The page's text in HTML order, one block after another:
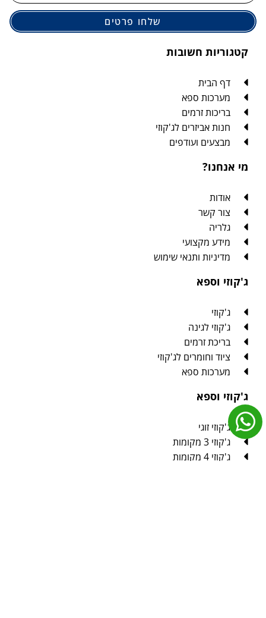
שלחו פרטים
קטגוריות חשובות
דף הבית
מערכות ספא
בריכות זרמים
חנות אביזרים לג'קוזי
מבצעים ועודפים
מי אנחנו?
אודות
צור קשר
גלריה
מידע מקצועי
מדיניות ותנאי שימוש
ג'קוזי וספא
ג'קוזי
ג'קוזי לגינה
בריכת זרמים
ציוד וחומרים לג'קוזי
מערכות ספא
ג'קוזי וספא
ג'קוזי זוגי
ג'קוזי 3 מקומות
ג'קוזי 4 מקומות